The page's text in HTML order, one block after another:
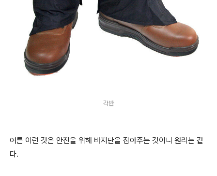
각반
여튼 이런 것은 안전을 위해 바지단을 잡아주는 것이니 원리는 같
다.